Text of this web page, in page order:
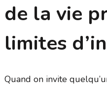
de la vie
limites
Quand on invite